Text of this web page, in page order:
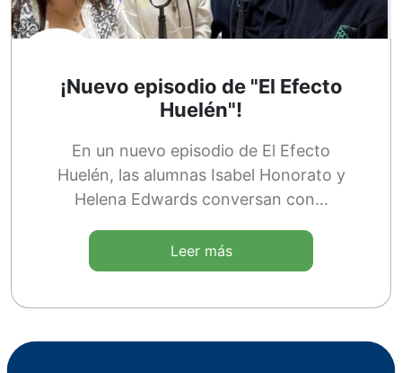
¡Nuevo episodio de "El Efecto
Huelén"!
En un nuevo episodio de El Efecto
Huelén, las alumnas Isabel Honorato y
Helena Edwards conversan con…
Leer más